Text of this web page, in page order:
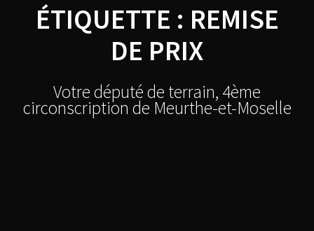
ÉTIQUETTE : REMISE
DE PRIX
Votre député de terrain, 4ème
circonscription de Meurthe-et-Moselle